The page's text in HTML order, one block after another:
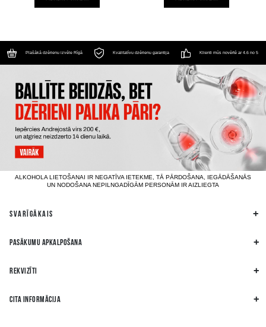
Plašākā dzērienu izvēle Rīgā Kvalitatīvu dzērienu garantija Klienti mūs novērtē ar 4.6 no 5
ALKOHOLA LIETOŠANAI IR NEGATĪVA IETEKME, TĀ PĀRDOŠANA, IEGĀDĀŠANĀS
UN NODOŠANA NEPILNGADĪGĀM PERSONĀM IR AIZLIEGTA
SVARĪGĀKAIS
PASĀKUMU APKALPOŠANA
REKVIZĪTI
CITA INFORMĀCIJA